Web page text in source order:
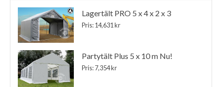
Lagertält PRO 5 x 4 x 2 x 3
Pris: 14,631 kr
Partytält Plus 5 x 10 m Nu!
Pris: 7,354 kr